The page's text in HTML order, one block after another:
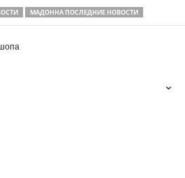
МАДОННА ПОСЛЕДНИЕ НОВОСТИ